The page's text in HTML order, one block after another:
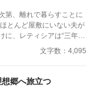
第、離れで暮らすことに
に、レティシアは“三年
ない。 「だって、
文字数：4,095
郷へ旅立つ